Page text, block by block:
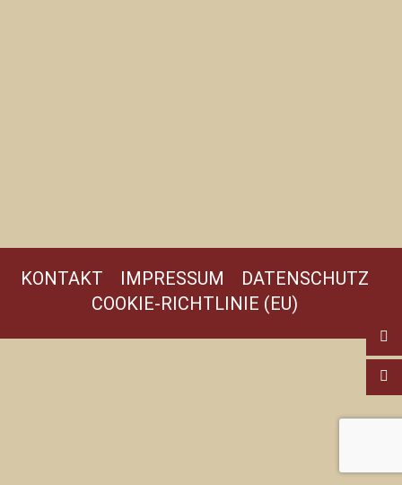
KONTAKT IMPRESSUM
DATENSCHUTZ
COOKIE-RICHTLINIE (EU)